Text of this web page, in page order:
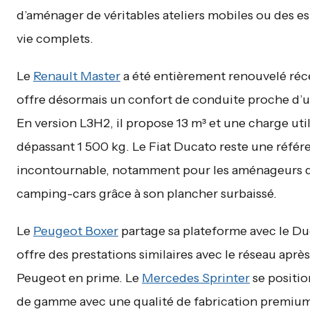
d’aménager de véritables ateliers mobiles ou des
vie complets.
Le Renault Mastera été entièrement renouvelé
offre désormais un confort de conduite proche
En version L3H2, il propose 13 m³ et une charge
dépassant 1 500 kg. Le Fiat Ducato reste une
incontournable, notamment pour les aménageurs
camping-cars grâce à son plancher surbaissé.
Le Peugeot Boxer partage sa plateforme avec le
offre des prestations similaires avec le réseau
Peugeot en prime. Le Mercedes Sprinterse
de gamme avec une qualité de fabrication